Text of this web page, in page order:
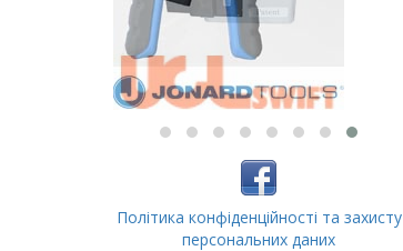
Політика конфіденційності та захисту
персональних даних